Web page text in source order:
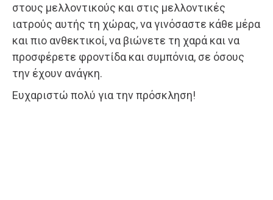
στους μελλοντικούς και στις μελλοντικές
ιατρούς αυτής τη χώρας, να γινόσαστε κάθε μέρα
και πιο ανθεκτικοί, να βιώνετε τη χαρά και να
προσφέρετε φροντίδα και συμπόνια, σε όσους
την έχουν ανάγκη.
Ευχαριστώ πολύ για την πρόσκληση!